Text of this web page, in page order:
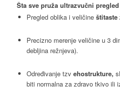
Šta sve pruža ultrazvučni
Pregled oblika i veličine štitaste
Precizno merenje veličine u 3
debljina režnjeva).
Određivanje tzv ehostrukture,
biti normalna za zdravo tkivo ili